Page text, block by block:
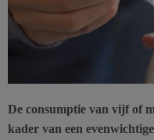
De consumptie van vijf of
kader van een